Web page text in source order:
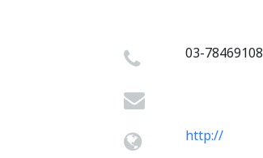
03-78469108
http://